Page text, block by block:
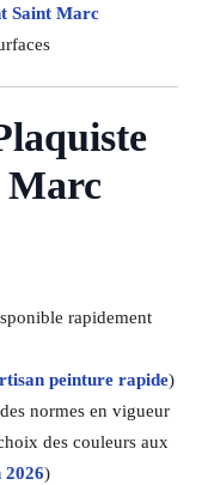
Saint Marc
Marc
rapidement
peinture rapide)
normes en vigueur
des couleurs aux
2026)